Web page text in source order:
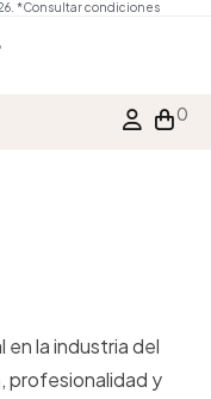
*Consultar condiciones
0
en la industria del
profesionalidad y